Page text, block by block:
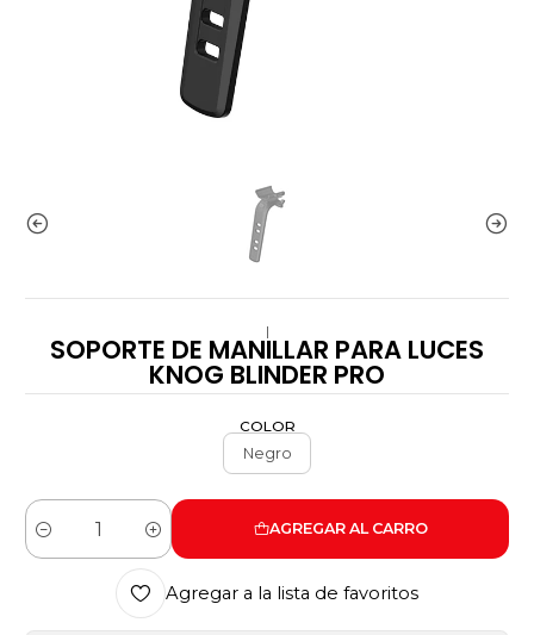
|
SOPORTE DE MANILLAR PARA LUCES
KNOG BLINDER PRO
COLOR
Negro
Cantidad
AGREGAR AL CARRO
Agregar a la lista de favoritos